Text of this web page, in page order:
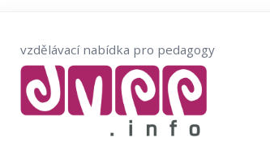
vzdělávací nabídka pro pedagogy